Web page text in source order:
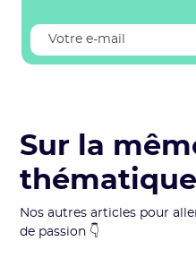
émissions nettes de gaz
Sur la
thématique
Nos autres articles pour
de passion 👇